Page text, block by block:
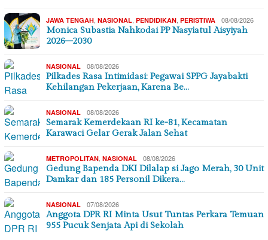
JAWA TENGAH, NASIONAL, PENDIDIKAN, PERISTIWA 08/08/2026
Monica Subastia Nahkodai PP Nasyiatul Aisyiyah
2026–2030
NASIONAL 08/08/2026
Pilkades Rasa Intimidasi: Pegawai SPPG Jayabakti
Kehilangan Pekerjaan, Karena Be…
NASIONAL 08/08/2026
Semarak Kemerdekaan RI ke-81, Kecamatan
Karawaci Gelar Gerak Jalan Sehat
METROPOLITAN, NASIONAL 08/08/2026
Gedung Bapenda DKI Dilalap si Jago Merah, 30 Unit
Damkar dan 185 Personil Dikera…
NASIONAL 07/08/2026
Anggota DPR RI Minta Usut Tuntas Perkara Temuan
955 Pucuk Senjata Api di Sekolah